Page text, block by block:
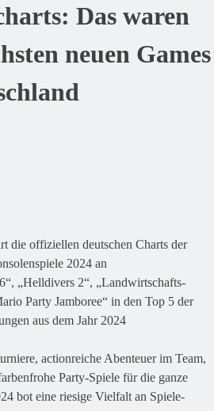
Das waren
neuen Games
die offiziellen deutschen Charts der
2024 an
„Helldivers 2“, „Landwirtschafts-
Party Jamboree“ in den Top 5 der
aus dem Jahr 2024
actionreiche Abenteuer im Team,
Party-Spiele für die ganze
bot eine riesige Vielfalt an Spiele-